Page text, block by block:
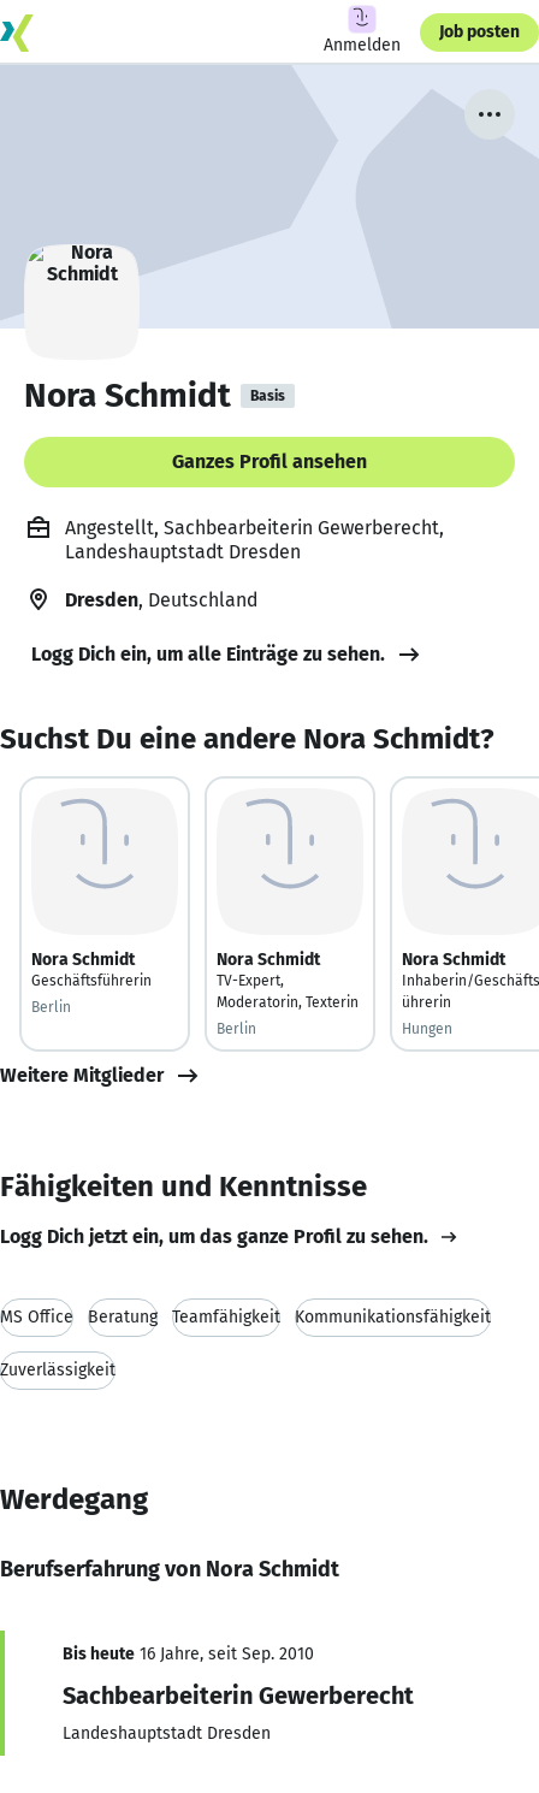
Anmelden
Job posten
Nora Schmidt Basis
Ganzes Profil ansehen
Angestellt, Sachbearbeiterin Gewerberecht,
Landeshauptstadt Dresden
Dresden, Deutschland
Logg Dich ein, um alle Einträge zu sehen.
Suchst Du eine andere Nora Schmidt?
Nora Schmidt
Geschäftsführerin
Berlin
Nora Schmidt
TV-Expert,
Moderatorin, Texterin
Berlin
Nora Schmidt
Inhaberin/
ührerin
Hungen
Weitere Mitglieder
Fähigkeiten und Kenntnisse
Logg Dich jetzt ein, um das ganze Profil zu sehen.
MS Office Beratung Teamfähigkeit Kommunikationsfähigkeit
Zuverlässigkeit
Werdegang
Berufserfahrung von Nora Schmidt
Bis heute 16 Jahre, seit Sep. 2010
Sachbearbeiterin Gewerberecht
Landeshauptstadt Dresden